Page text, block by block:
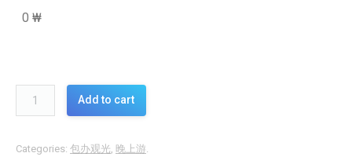
0 ₩
Add to cart
Categories: 包办观光, 晚上游.